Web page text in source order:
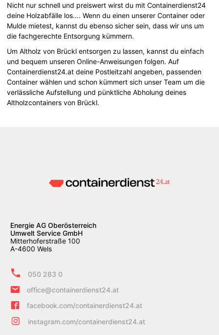
Nicht nur schnell und preiswert wirst du mit Containerdienst24
deine Holzabfälle los…. Wenn du einen unserer Container oder
Mulde mietest, kannst du ebenso sicher sein, dass wir uns um
die fachgerechte Entsorgung kümmern.
Um Altholz von Brückl entsorgen zu lassen, kannst du einfach
und bequem unseren Online-Anweisungen folgen. Auf
Containerdienst24.at deine Postleitzahl angeben, passenden
Container wählen und schon kümmert sich unser Team um die
verlässliche Aufstellung und pünktliche Abholung deines
Altholzcontainers von Brückl.
Energie AG Oberösterreich
Umwelt Service GmbH
Mitterhoferstraße 100
A-4600 Wels
050 283 0
office@containerdienst24.at
facebook.com/containerdienst24.at
instagram.com/containerdienst24.at